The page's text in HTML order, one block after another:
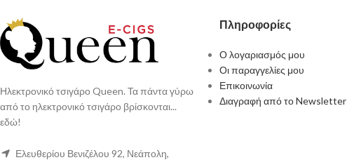
Ηλεκτρονικό τσιγάρο Queen. Τα πάντα γύρω
από το ηλεκτρονικό τσιγάρο βρίσκονται...
εδώ!
Ελευθερίου Βενιζέλου 92, Νεάπολη,
Πληροφορίες
Ο λογαριασμός μου
Οι παραγγελίες μου
Επικοινωνία
Διαγραφή από το Newsletter